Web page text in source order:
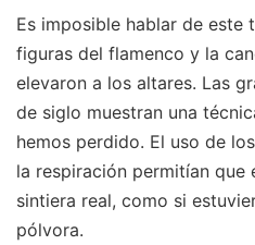
Es imposible hablar de este
figuras del flamenco y la
elevaron a los altares. Las
de siglo muestran una
hemos perdido. El uso de
la respiración permitían que
sintiera real, como si
pólvora.